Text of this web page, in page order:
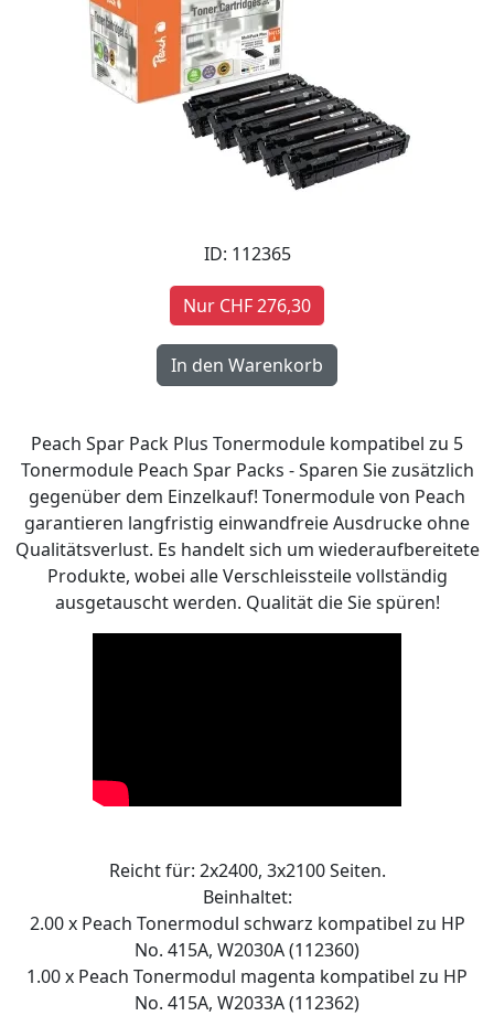
ID: 112365
Nur CHF 276,30
Peach Spar Pack Plus Tonermodule kompatibel zu 5
Tonermodule Peach Spar Packs - Sparen Sie zusätzlich
gegenüber dem Einzelkauf! Tonermodule von Peach
garantieren langfristig einwandfreie Ausdrucke ohne
Qualitätsverlust. Es handelt sich um wiederaufbereitete
Produkte, wobei alle Verschleissteile vollständig
ausgetauscht werden. Qualität die Sie spüren!
Reicht für: 2x2400, 3x2100 Seiten.
Beinhaltet:
2.00 x Peach Tonermodul schwarz kompatibel zu HP
No. 415A, W2030A (112360)
1.00 x Peach Tonermodul magenta kompatibel zu HP
No. 415A, W2033A (112362)